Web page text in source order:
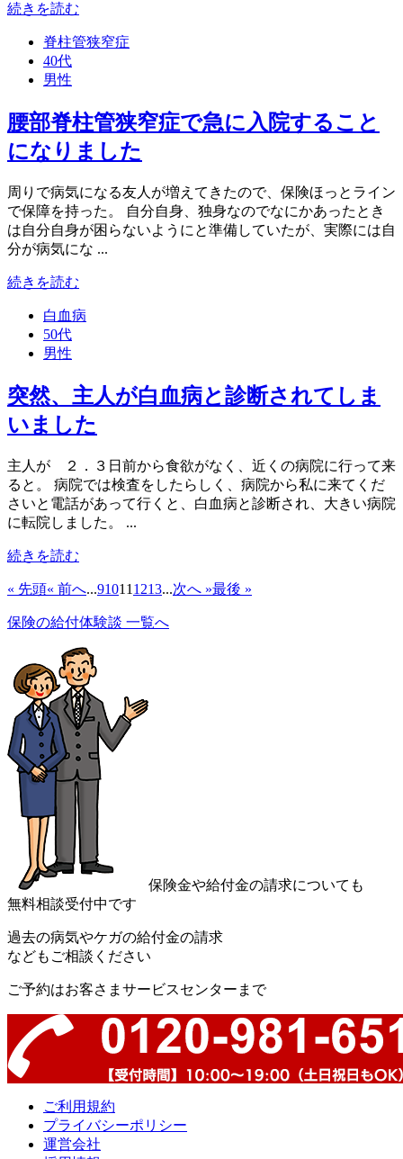
続きを読む
脊柱管狭窄症
40代
男性
腰部脊柱管狭窄症で急に入院すること
になりました
周りで病気になる友人が増えてきたので、保険ほっとライン
で保障を持った。 自分自身、独身なのでなにかあったとき
は自分自身が困らないようにと準備していたが、実際には自
分が病気にな ...
続きを読む
白血病
50代
男性
突然、主人が白血病と診断されてしま
いました
主人が ２．３日前から食欲がなく、近くの病院に行って来
ると。 病院では検査をしたらしく、病院から私に来てくだ
さいと電話があって行くと、白血病と診断され、大きい病院
に転院しました。 ...
続きを読む
« 先頭« 前へ...91011 1213...次へ »最後 »
保険の給付体験談 一覧へ
保険金や給付金の請求についても
無料相談受付中です
過去の病気やケガの給付金の請求
などもご相談ください
ご予約はお客さまサービスセンターまで
ご利用規約
プライバシーポリシー
運営会社